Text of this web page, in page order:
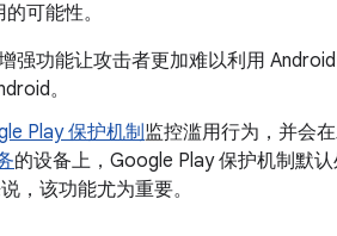
可能性。
强功能让攻击者更加难以利用
。
Play 保护机制监控滥用行为，并会
的设备上，Google Play 保护机制默
，该功能尤为重要。